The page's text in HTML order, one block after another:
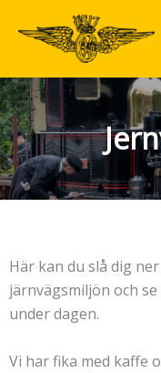
Här kan du slå dig
järnvägsmiljön och
under dagen.
Vi har fika med kaffe